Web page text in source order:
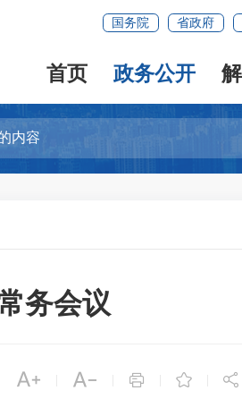
国务院 省政府
首页 政务公开
务会议
    